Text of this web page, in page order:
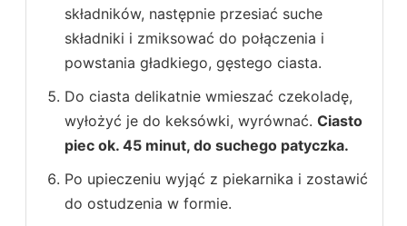
składników, następnie przesiać suche
składniki i zmiksować do połączenia i
powstania gładkiego, gęstego ciasta.
Do ciasta delikatnie wmieszać czekoladę,
wyłożyć je do keksówki, wyrównać. Ciasto
piec ok. 45 minut, do suchego patyczka.
Po upieczeniu wyjąć z piekarnika i zostawić
do ostudzenia w formie.